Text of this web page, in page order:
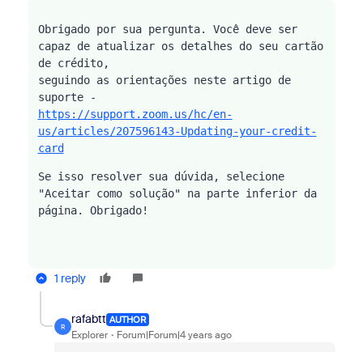
Obrigado por sua pergunta. Você deve ser
capaz de atualizar os detalhes do seu cartão
de crédito,
seguindo as orientações neste artigo de
suporte -
https://support.zoom.us/hc/en-
us/articles/207596143-Updating-your-credit-
card
Se isso resolver sua dúvida, selecione
"Aceitar como solução" na parte inferior da
página. Obrigado!
1 reply
R
rafabtt AUTHOR
Explorer Forum|Forum|4 years ago